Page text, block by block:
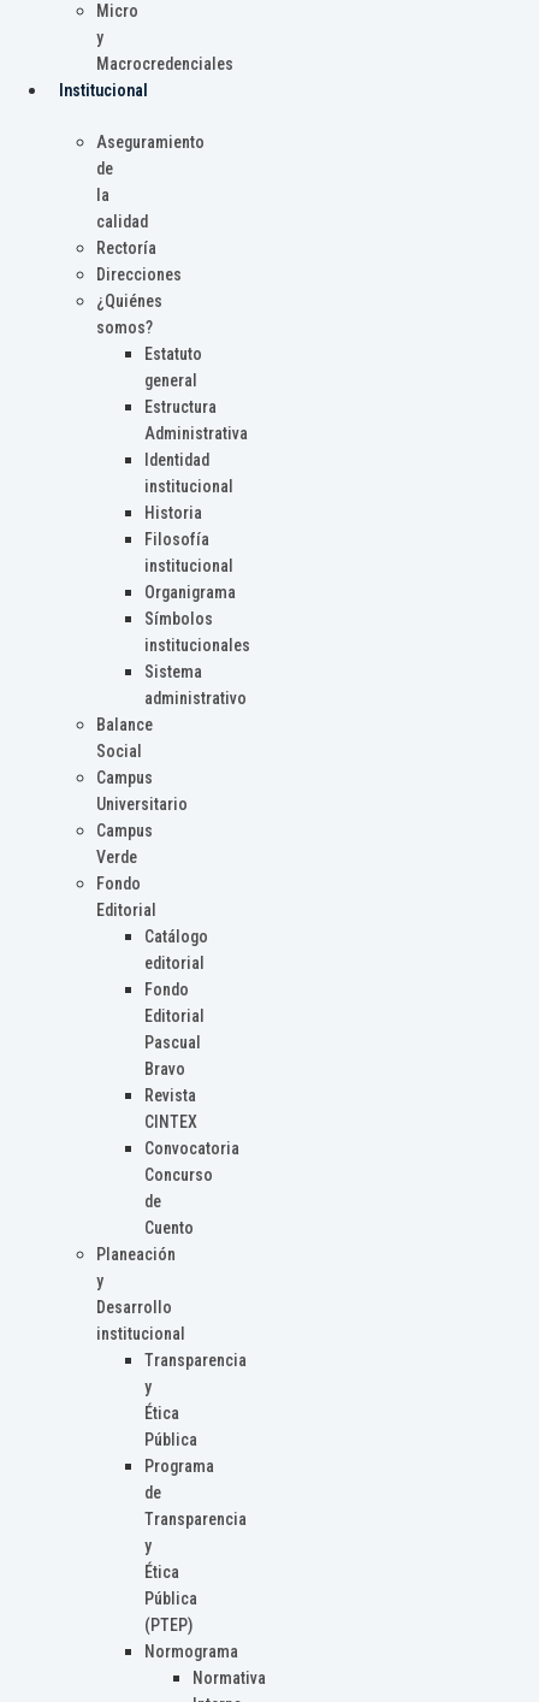
Micro
y
Macrocredenciales
Institucional
Aseguramiento
de
la
calidad
Rectoría
Direcciones
¿Quiénes
somos?
Estatuto
general
Estructura
Administrativa
Identidad
institucional
Historia
Filosofía
institucional
Organigrama
Símbolos
institucionales
Sistema
administrativo
Balance
Social
Campus
Universitario
Campus
Verde
Fondo
Editorial
Catálogo
editorial
Fondo
Editorial
Pascual
Bravo
Revista
CINTEX
Convocatoria
Concurso
de
Cuento
Planeación
y
Desarrollo
institucional
Transparencia
y
Ética
Pública
Programa
de
Transparencia
y
Ética
Pública
(PTEP)
Normograma
Normativa